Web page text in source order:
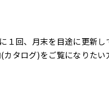
１回、月末を目途に更新し
タログ)をご覧になりたい